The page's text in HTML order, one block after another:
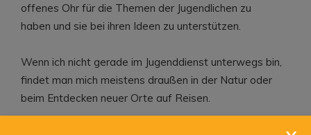
offenes Ohr für die Themen der Jugendlichen zu
haben und sie bei ihren Ideen zu unterstützen.
Wenn ich nicht gerade im Jugenddienst unterwegs bin,
findet man mich meistens draußen in der Natur oder
beim Entdecken neuer Orte auf Reisen.